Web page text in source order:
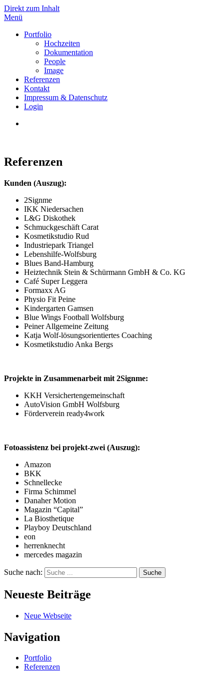
Direkt zum Inhalt
Menü
Portfolio
Hochzeiten
Dokumentation
People
Image
Referenzen
Kontakt
Impressum & Datenschutz
Login
Referenzen
Kunden (Auszug):
2Signme
IKK Niedersachen
L&G Diskothek
Schmuckgeschäft Carat
Kosmetikstudio Rud
Industriepark Triangel
Lebenshilfe-Wolfsburg
Blues Band-Hamburg
Heiztechnik Stein & Schürmann GmbH & Co. KG
Café Super Leggera
Formaxx AG
Physio Fit Peine
Kindergarten Gamsen
Blue Wings Football Wolfsburg
Peiner Allgemeine Zeitung
Katja Wolf-lösungsorientiertes Coaching
Kosmetikstudio Anka Bergs
Projekte in Zusammenarbeit mit 2Signme:
KKH Versichertengemeinschaft
AutoVision GmbH Wolfsburg
Förderverein ready4work
Fotoassistenz bei projekt-zwei (Auszug):
Amazon
BKK
Schnellecke
Firma Schimmel
Danaher Motion
Magazin “Capital”
La Biosthetique
Playboy Deutschland
eon
herrenknecht
mercedes magazin
Suche nach: Suche
Neueste Beiträge
Neue Webseite
Navigation
Portfolio
Referenzen